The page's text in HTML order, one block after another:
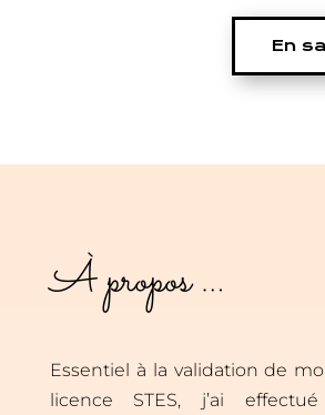
En
À propos …
Essentiel à la validation de
licence STES, j’ai